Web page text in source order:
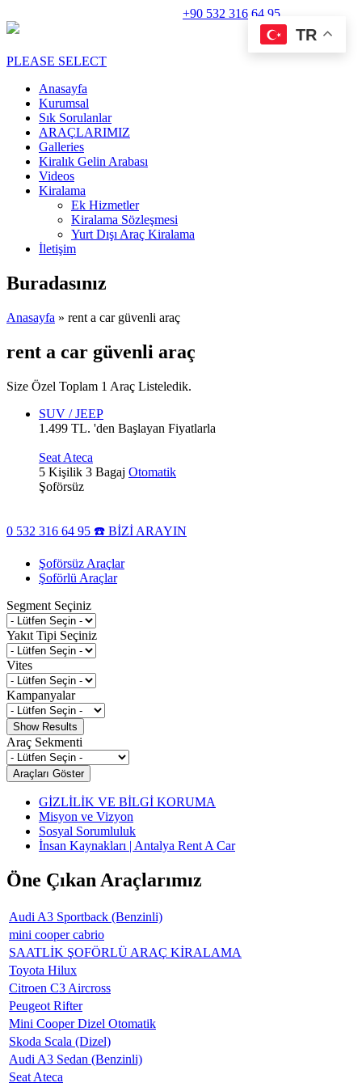
+90 532 316 64 95
PLEASE SELECT
Anasayfa
Kurumsal
Sık Sorulanlar
ARAÇLARIMIZ
Galleries
Kiralık Gelin Arabası
Videos
Kiralama
Ek Hizmetler
Kiralama Sözleşmesi
Yurt Dışı Araç Kiralama
İletişim
Buradasınız
Anasayfa » rent a car güvenli araç
rent a car güvenli araç
Size Özel Toplam 1 Araç Listeledik.
SUV / JEEP
1.499 TL. 'den Başlayan Fiyatlarla
Seat Ateca
5 Kişilik 3 Bagaj Otomatik
Şoförsüz
0 532 316 64 95 ☎️ BİZİ ARAYIN
TR
Şoförsüz Araçlar
Şoförlü Araçlar
Segment Seçiniz
Yakıt Tipi Seçiniz
Vites
Kampanyalar
Araç Sekmenti
GİZLİLİK VE BİLGİ KORUMA
Misyon ve Vizyon
Sosyal Sorumluluk
İnsan Kaynakları | Antalya Rent A Car
Öne Çıkan Araçlarımız
Audi A3 Sportback (Benzinli)
mini cooper cabrio
SAATLİK ŞOFÖRLÜ ARAÇ KİRALAMA
Toyota Hilux
Citroen C3 Aircross
Peugeot Rifter
Mini Cooper Dizel Otomatik
Skoda Scala (Dizel)
Audi A3 Sedan (Benzinli)
Seat Ateca